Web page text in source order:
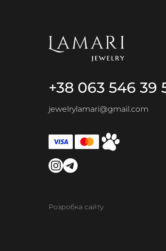
+38 063 546 39
jewelrylamari@gmail.com
Розробка сайту